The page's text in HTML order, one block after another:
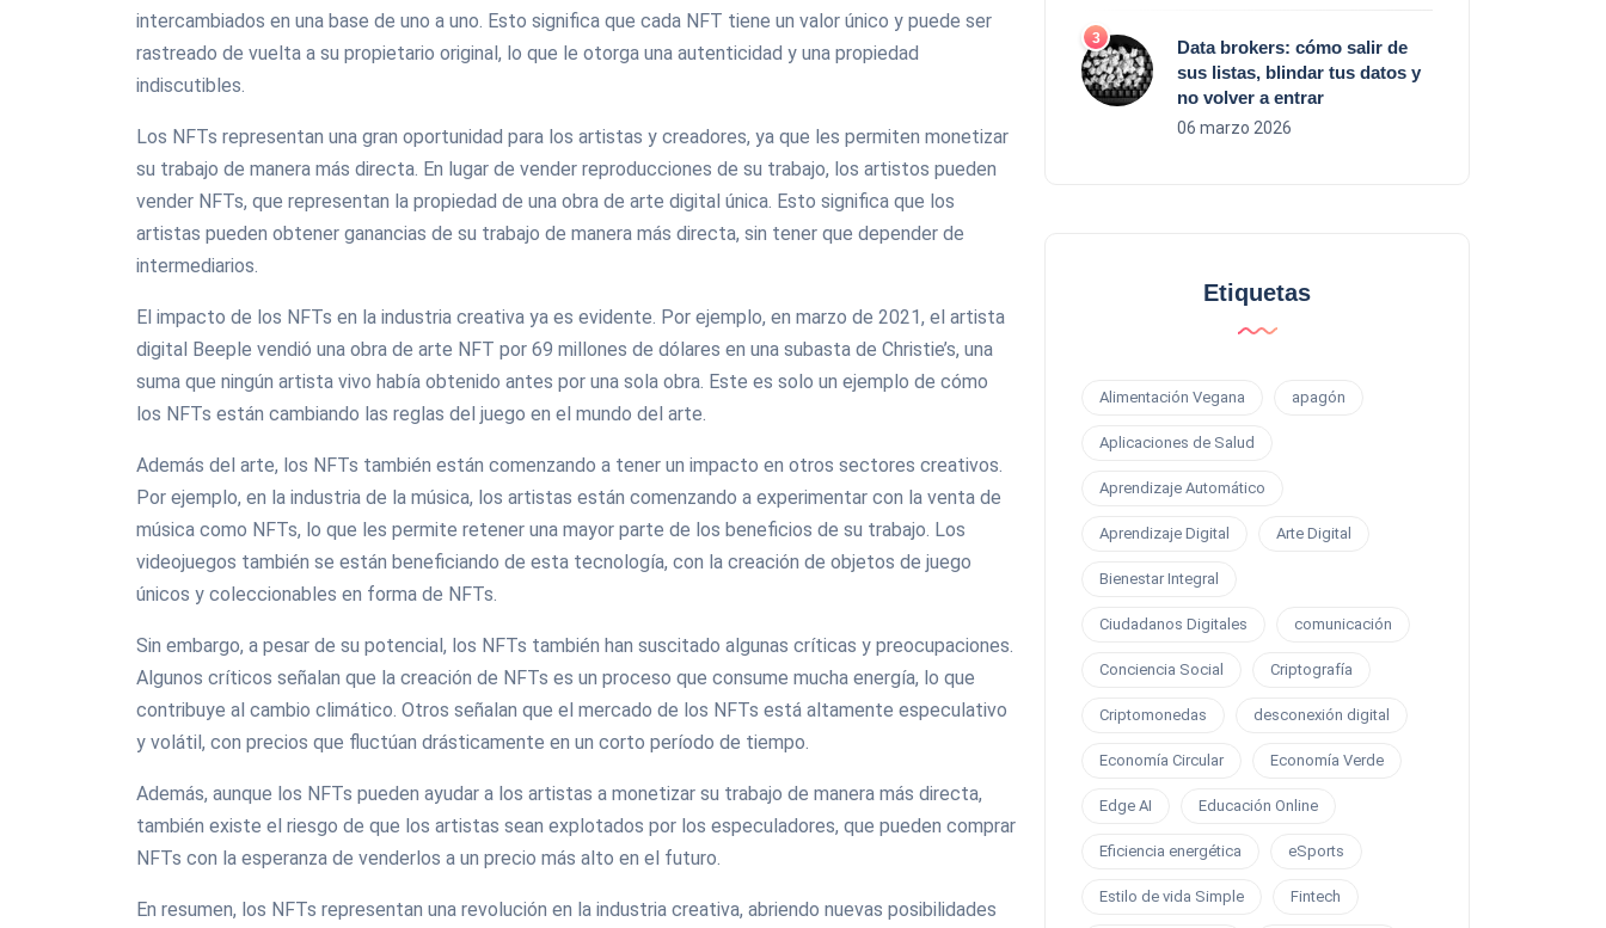
intercambiados en una base de uno a uno. Esto significa que cada NFT tiene un valor único y puede ser
rastreado de vuelta a su propietario original, lo que le otorga una autenticidad y una propiedad
indiscutibles.
Los NFTs representan una gran oportunidad para los artistas y creadores, ya que les permiten monetizar
su trabajo de manera más directa. En lugar de vender reproducciones de su trabajo, los artistos pueden
vender NFTs, que representan la propiedad de una obra de arte digital única. Esto significa que los
artistas pueden obtener ganancias de su trabajo de manera más directa, sin tener que depender de
intermediarios.
El impacto de los NFTs en la industria creativa ya es evidente. Por ejemplo, en marzo de 2021, el artista
digital Beeple vendió una obra de arte NFT por 69 millones de dólares en una subasta de Christie’s, una
suma que ningún artista vivo había obtenido antes por una sola obra. Este es solo un ejemplo de cómo
los NFTs están cambiando las reglas del juego en el mundo del arte.
Además del arte, los NFTs también están comenzando a tener un impacto en otros sectores creativos.
Por ejemplo, en la industria de la música, los artistas están comenzando a experimentar con la venta de
música como NFTs, lo que les permite retener una mayor parte de los beneficios de su trabajo. Los
videojuegos también se están beneficiando de esta tecnología, con la creación de objetos de juego
únicos y coleccionables en forma de NFTs.
Sin embargo, a pesar de su potencial, los NFTs también han suscitado algunas críticas y preocupaciones.
Algunos críticos señalan que la creación de NFTs es un proceso que consume mucha energía, lo que
contribuye al cambio climático. Otros señalan que el mercado de los NFTs está altamente especulativo
y volátil, con precios que fluctúan drásticamente en un corto período de tiempo.
Además, aunque los NFTs pueden ayudar a los artistas a monetizar su trabajo de manera más directa,
también existe el riesgo de que los artistas sean explotados por los especuladores, que pueden comprar
NFTs con la esperanza de venderlos a un precio más alto en el futuro.
En resumen, los NFTs representan una revolución en la industria creativa, abriendo nuevas posibilidades
Data brokers: cómo salir de
sus listas, blindar tus datos y
no volver a entrar
06 marzo 2026
Etiquetas
Alimentación Vegana apagón
Aplicaciones de Salud
Aprendizaje Automático
Aprendizaje Digital Arte Digital
Bienestar Integral
Ciudadanos Digitales comunicación
Conciencia Social Criptografía
Criptomonedas desconexión digital
Economía Circular Economía Verde
Edge AI Educación Online
Eficiencia energética eSports
Estilo de vida Simple Fintech